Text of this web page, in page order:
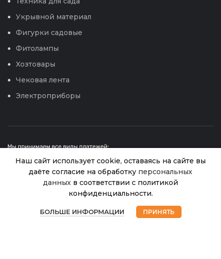
Укрывной материал
Фигурки садовые
Фитолампы
Хозтовары
Чековая лента
Электроприборы
Интернет магазин Успех. ИП Хрипунов Сергей
Александрович
ИНН 420800180243 / ОГРНИП 304420530300327
Наш сайт использует cookie, оставаясь на сайте вы
даёте согласие на обработку персональных
данных в соответствии с политикой
конфиденциальности.
БОЛЬШЕ ИНФОРМАЦИИ ПРИНЯТЬ
Решетка
Заборная 1,5
1,5х10м
850.00₽
В
наличии
Магазин Избранное Корзина Мой аккаунт